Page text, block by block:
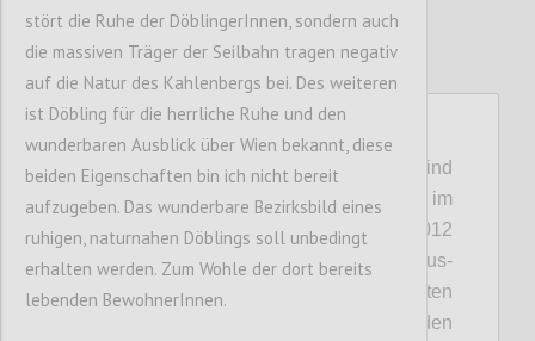
P2
DÖBLING/FLORIDSDORF. Die Pläne sind
schon sehr weit gediehen, jetzt werden sie im
Detail der Öffentlichkeit präsentiert. 2012
hatten die Betreiber, die Genial Tourismus-
und Projektentwicklungs GmbH, zum ersten
Mal die Idee, eine Seilbahn auf den
stört die Ruhe der DöblingerInnen, sondern auch
die massiven Träger der Seilbahn tragen negativ
auf die Natur des Kahlenbergs bei. Des weiteren
ist Döbling für die herrliche Ruhe und den
wunderbaren Ausblick über Wien bekannt, diese
beiden Eigenschaften bin ich nicht bereit
aufzugeben. Das wunderbare Bezirksbild eines
ruhigen, naturnahen Döblings soll unbedingt
erhalten werden. Zum Wohle der dort bereits
lebenden BewohnerInnen.